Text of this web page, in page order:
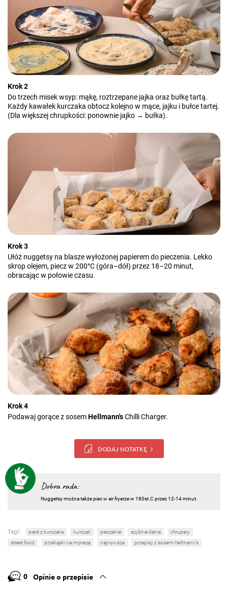
Krok 2
Do trzech misek wsyp: mąkę, roztrzepane jajka oraz bułkę tartą.
Każdy kawałek kurczaka obtocz kolejno w mące, jajku i bułce tartej.
(Dla większej chrupkości: ponownie jajko → bułka).
Krok 3
Ułóż nuggetsy na blasze wyłożonej papierem do pieczenia. Lekko
skrop olejem, piecz w 200°C (góra–dół) przez 18–20 minut,
obracając w połowie czasu.
Krok 4
Podawaj gorące z sosemHellmann'sChilli Charger.
DODAJ NOTATKĘ
Dobra rada:
Nuggetsy można także piec w air fryerze w 180st.C przez 12-14minut.
Tagi: pierś z kurczaka kurczak pieczenie szybkie dania
chrupery
street food
przekąski na imprezę najnowsze przepisy z sosami hellmann’s
0 Opinie o przepisie